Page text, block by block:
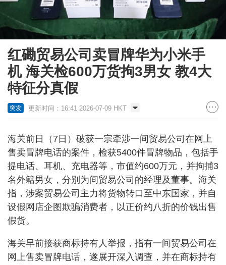
红磡贸易公司卖冒牌华为小米手
机 海关检600万货拘3男女 教4大
特征分真假
突发 更新时间：16:41 2026-07-09 HKT
海关前日（7日）破获一宗牵涉一间贸易公司在网上
售卖冒牌电话的案件，检获5400件冒牌物品，包括手
提电话、耳机、充电器等，市值约600万元，并拘捕3
名外籍男女，分别为间贸易公司的经理及董事。海关
指，涉案贸易公司主力将货物转口至中东国家，并自
设假网店企图欺骗消费者，以正价约八折的价钱出售
假货。
海关早前接获商标持有人举报，指有一间贸易公司在
网上售卖冒牌电话，遂展开深入调查，并在商标持有